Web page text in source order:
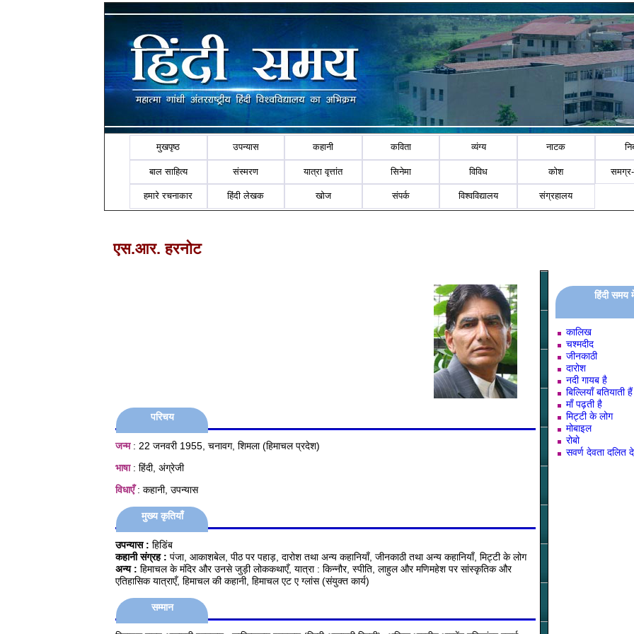
मुखपृष्ठ उपन्यास कहानी कविता व्यंग्य नाटक
बाल साहित्य संस्मरण यात्रा वृत्तांत सिनेमा विविध कोश
हमारे रचनाकार हिंदी लेखक खोज संपर्क विश्वविद्यालय संग्रहालय
एस.आर. हरनोट
परिचय
जन्म: 22 जनवरी 1955, चनावग, शिमला (हिमाचल प्रदेश)
भाषा: हिंदी, अंग्रेजी
विधाएँ: कहानी, उपन्यास
मुख्य कृतियाँ
उपन्यास : हिडिंब
कहानी संग्रह : पंजा, आकाशबेल, पीठ पर पहाड़, दारोश तथा अन्य कहानियाँ, जीनकाठी तथा अन्य कहानियाँ, मिट्टी के लोग
अन्य : हिमाचल के मंदिर और उनसे जुड़ी लोककथाएँ, यात्रा : किन्नौर, स्पीति, लाहुल और मणिमहेश पर सांस्कृतिक और
एतिहासिक यात्राएँ, हिमाचल की कहानी, हिमाचल एट ए ग्लांस (संयुक्त कार्य)
सम्मान
हिंदी समय
कालिख
चश्मदीद
जीनकाठी
दारोश
नदी गायब है
बिल्लियाँ बतियाती हैं
माँ पढ़ती है
मिट्टी के लोग
मोबाइल
रोबो
सवर्ण देवता दलित